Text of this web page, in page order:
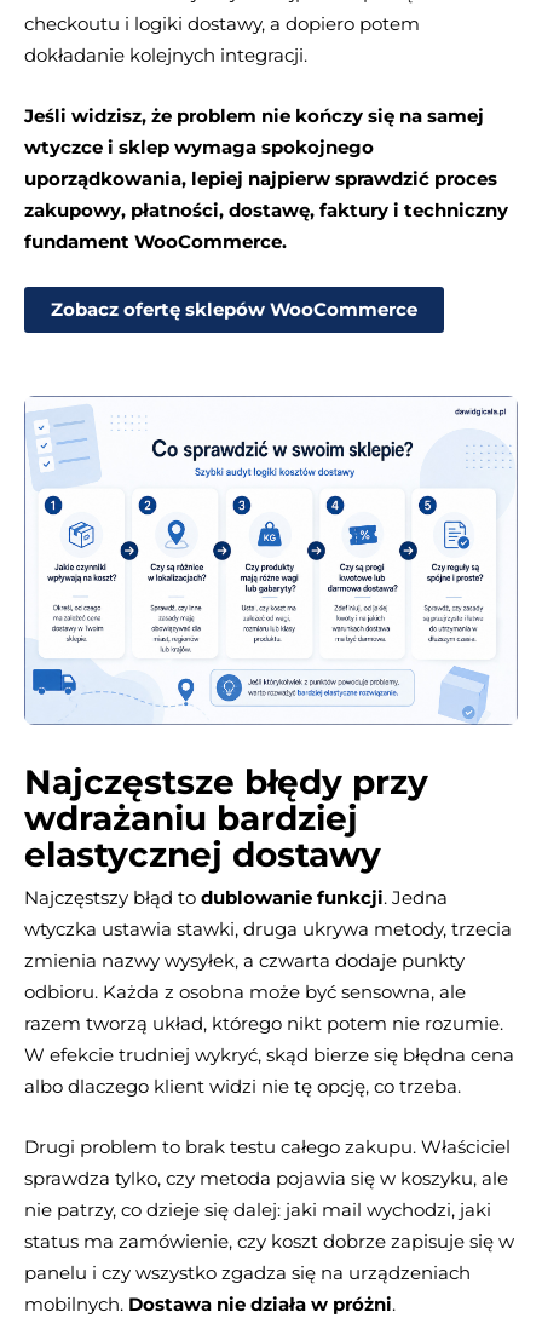
checkoutu i logiki dostawy, a dopiero potem
dokładanie kolejnych integracji.
Jeśli widzisz, że problem nie kończy się na samej
wtyczce i sklep wymaga spokojnego
uporządkowania, lepiej najpierw sprawdzić proces
zakupowy, płatności, dostawę, faktury i techniczny
fundament WooCommerce.
Zobacz ofertę sklepów WooCommerce
Najczęstsze błędy przy
wdrażaniu bardziej
elastycznej dostawy
Najczęstszy błąd to dublowanie funkcji. Jedna
wtyczka ustawia stawki, druga ukrywa metody, trzecia
zmienia nazwy wysyłek, a czwarta dodaje punkty
odbioru. Każda z osobna może być sensowna, ale
razem tworzą układ, którego nikt potem nie rozumie.
W efekcie trudniej wykryć, skąd bierze się błędna cena
albo dlaczego klient widzi nie tę opcję, co trzeba.
Drugi problem to brak testu całego zakupu. Właściciel
sprawdza tylko, czy metoda pojawia się w koszyku, ale
nie patrzy, co dzieje się dalej: jaki mail wychodzi, jaki
status ma zamówienie, czy koszt dobrze zapisuje się w
panelu i czy wszystko zgadza się na urządzeniach
mobilnych. Dostawa nie działa w próżni.